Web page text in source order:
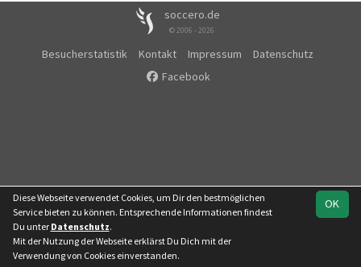
Team
soccero.de
© 2006 - 2026
Besucherstatistik Kontakt Impressum
Datenschutz
Facebook
OK
Diese Webseite verwendet Cookies, um Dir den bestmöglichen
Service bieten zu können. Entsprechende Informationen findest
Du unter Datenschutz.
Mit der Nutzung der Webseite erklärst Du Dich mit der
Verwendung von Cookies einverstanden.